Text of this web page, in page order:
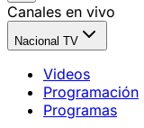
Canales en vivo
Nacional TV
Videos
Programación
Programas